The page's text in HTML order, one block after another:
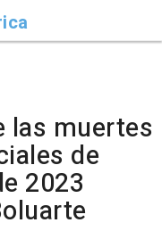
las muertes
de
2023